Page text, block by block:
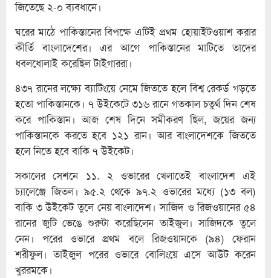
জিতেছে ২-০ ব্যবধানে।
ঘরের মাঠে পাকিস্তানের বিপক্ষে এটিই প্রথম হোয়াইটওয়াশ করার
কীর্তি বাংলাদেশের। এর আগে পাকিস্তানের মাটিতে তাদের
ধবলধোলাই করেছিল টাইগাররা।
৪৩৭ রানের লক্ষ্যে ব্যাটিংয়ে নেমে জিততে হলে বিশ্ব রেকর্ড গড়তে
হতো পাকিস্তানকে। ৭ উইকেটে ৩১৬ রানে গতকাল চতুর্থ দিন শেষ
করে পাকিস্তান। আজ শেষ দিনে সমীকরণ ছিল, জয়ের জন্য
পাকিস্তানকে করতে হবে ১২১ রান। আর বাংলাদেশকে জিততে
হলে নিতে হবে বাকি ৭ উইকেট।
সকালের সেশনে ১১. ২ ওভারের খেলাতেই বাংলাদেশ এই
চ্যালেঞ্জে জিতল। ৯৫.২ থেকে ৯৭.২ ওভারের মধ্যে (১৩ বল)
বাকি ৩ উইকেট তুলে নেয় বাংলাদেশ। সাজিদ ও রিজওয়ানের ৫৪
রানের জুটি ভেঙে শুরুটা করেছিলেন তাইজুল। সাজিদকে তুলে
নেন। পরের ওভারে প্রথম বলে রিজওয়ানকে (৯৪) ফেরান
শরীফুল। তাইজুল পরের ওভারে বোলিংয়ে এসে আউট করেন
খুররমকে।